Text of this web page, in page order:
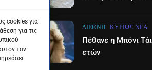
cookies για
για τις
τον
ΔΙΕΘΝΉ ΚΥΡΊΩΣ ΝΈΑ
Πέθανε η Μπόνι
ετών